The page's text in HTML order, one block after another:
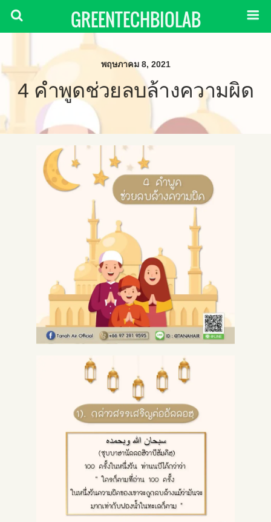
GREENTECHBIOLAB
พฤษภาคม 8, 2021
4 คำพูดช่วยลบล้างความผิด